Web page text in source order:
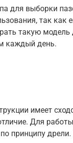
для выборки
так как
такую модель
каждый день.
имеет
Для
принципу